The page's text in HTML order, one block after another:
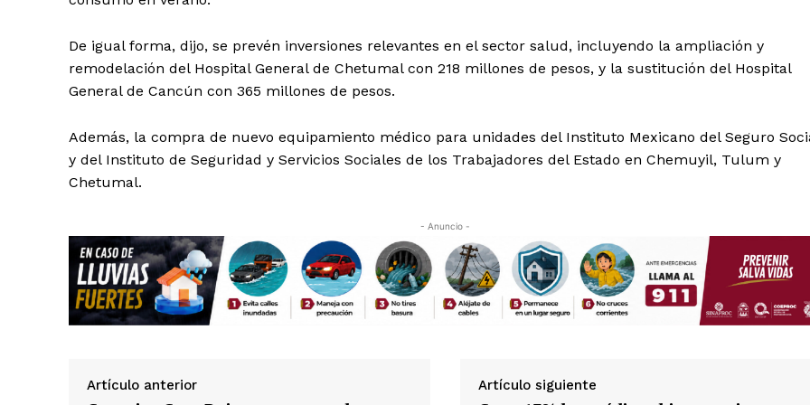
De igual forma, dijo, se prevén inversiones relevantes en el sector salud, incluyendo la ampliación y
remodelación del Hospital General de Chetumal con 218 millones de pesos, y la sustitución del Hospital
General de Cancún con 365 millones de pesos.
Además, la compra de nuevo equipamiento médico para unidades del Instituto Mexicano del Seguro
y del Instituto de Seguridad y Servicios Sociales de los Trabajadores del Estado en Chemuyil, Tulum y
Chetumal.
- Anuncio -
Artículo anterior Artículo siguiente